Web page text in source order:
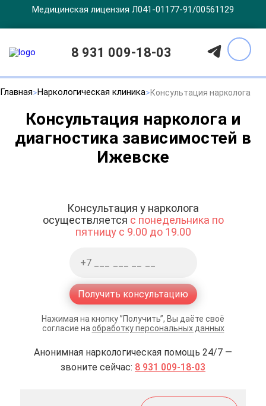
Медицинская лицензия Л041-01177-91/00561129
8 931 009-18-03
Главная Наркологическая клиника Консультация нарколога
Консультация нарколога и
диагностика зависимостей в
Ижевске
Консультация у нарколога
осуществляется с понедельника по
пятницу с 9.00 до 19.00
Получить консультацию
Нажимая на кнопку ”Получить”, Вы даёте своё
согласие на обработку персональных данных
Анонимная наркологическая помощь 24/7 —
звоните сейчас: 8 931 009-18-03